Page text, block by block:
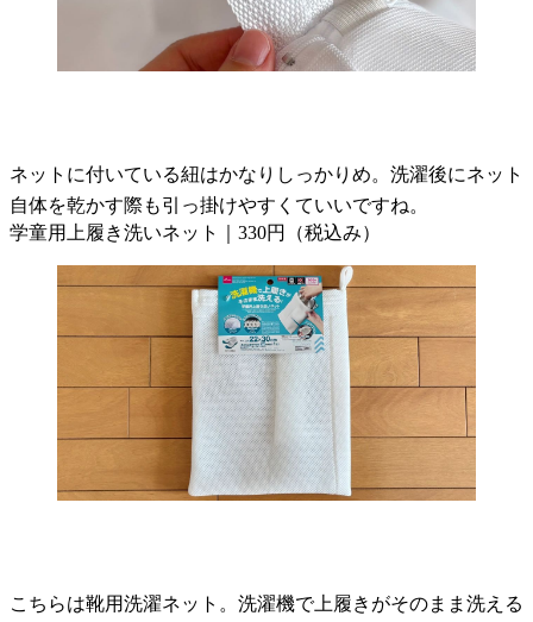
ネットに付いている紐はかなりしっかりめ。洗濯後にネット
自体を乾かす際も引っ掛けやすくていいですね。
学童用上履き洗いネット｜330円（税込み）
こちらは靴用洗濯ネット。洗濯機で上履きがそのまま洗える